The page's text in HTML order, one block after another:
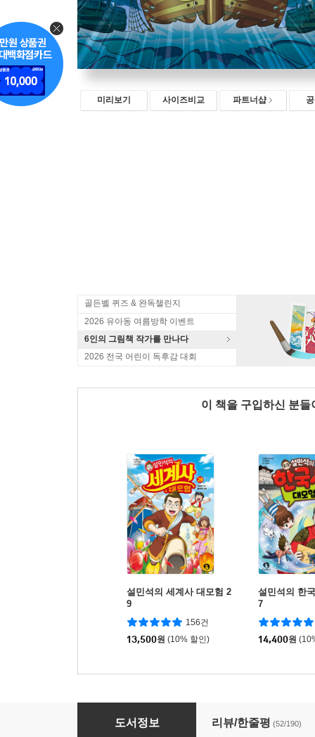
미리보기 사이즈비교 파트너샵
골든벨 퀴즈 & 완독챌린지
2026 유아동 여름방학 이벤트
6인의 그림책 작가를 만나다
2026 전국 어린이 독후감 대회
이 책을 구입하신 분
설민석의 세계사 대모험 2
9
156건
13,500원 (10% 할인)
설민석의 한
7
14,400원
설민석의 세계사 대모험 6
도서정보 리뷰/한줄평 (52/190)